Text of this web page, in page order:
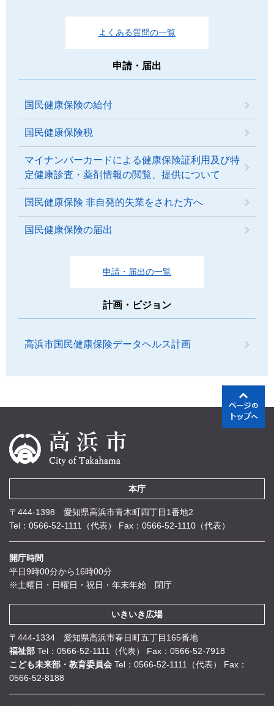
よくある質問の一覧
申請・届出
国民健康保険の給付
国民健康保険税
マイナンバーカードによる健康保険証利用及び特
定健康診査・薬剤情報の閲覧、提供について
国民健康保険 非自発的失業をされた方へ
国民健康保険の届出
申請・届出の一覧
計画・ビジョン
高浜市国民健康保険データヘルス計画
本庁
〒444-1398 愛知県高浜市青木町四丁目1番地2
Tel：0566-52-1111（代表）
Fax：0566-52-1110（代表）
開庁時間
平日9時00分から16時00分
※土曜日・日曜日・祝日・年末年始 閉庁
いきいき広場
〒444-1334 愛知県高浜市春日町五丁目165番地
福祉部 Tel：0566-52-1111（代表）
Fax：0566-52-7918
こども未来部・教育委員会 Tel：0566-52-1111（代表）
Fax：
0566-52-8188